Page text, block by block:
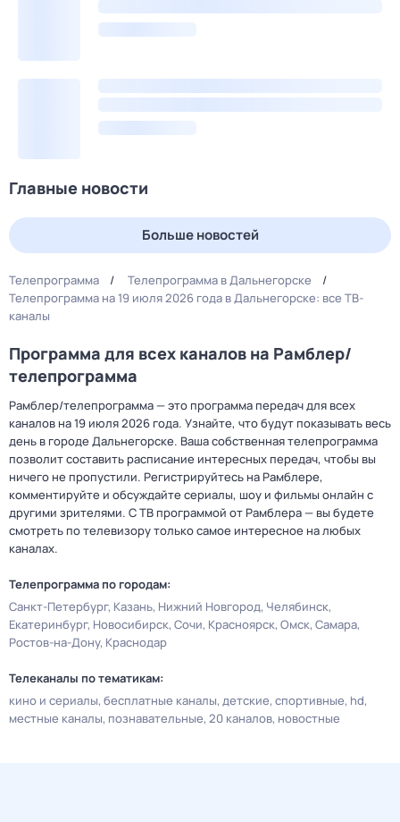
Главные новости
Больше новостей
Телепрограмма
Телепрограмма в Дальнегорске
Телепрограмма на 19 июля 2026 года в Дальнегорске: все ТВ-
каналы
Программа для всех каналов на Рамблер/
телепрограмма
Рамблер/телепрограмма — это программа передач для всех
каналов на 19 июля 2026 года. Узнайте, что будут показывать весь
день в городе Дальнегорске. Ваша собственная телепрограмма
позволит составить расписание интересных передач, чтобы вы
ничего не пропустили. Регистрируйтесь на Рамблере,
комментируйте и обсуждайте сериалы, шоу и фильмы онлайн с
другими зрителями. С ТВ программой от Рамблера — вы будете
смотреть по телевизору только самое интересное на любых
каналах.
Телепрограмма по городам:
Санкт-Петербург Казань Нижний Новгород Челябинск
Екатеринбург Новосибирск Сочи Красноярск Омск Самара
Ростов-на-Дону Краснодар
Телеканалы по тематикам:
кино и сериалы бесплатные каналы детские спортивные hd
местные каналы познавательные 20 каналов новостные